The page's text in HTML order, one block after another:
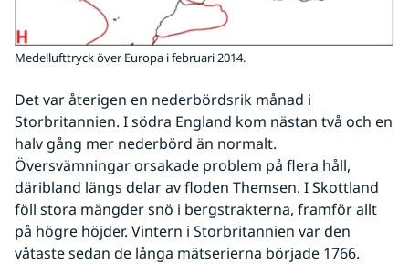
Medellufttryck över Europa i februari 2014.
Det var återigen en nederbördsrik månad i
Storbritannien. I södra England kom nästan två och en
halv gång mer nederbörd än normalt.
Översvämningar orsakade problem på flera håll,
däribland längs delar av floden Themsen. I Skottland
föll stora mängder snö i bergstrakterna, framför allt
på högre höjder. Vintern i Storbritannien var den
våtaste sedan de långa mätserierna började 1766.